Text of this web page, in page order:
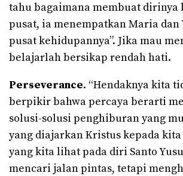
tahu bagaimana membuat dirinya
pusat, ia menempatkan Maria dan
pusat kehidupannya”. Jika mau
belajarlah bersikap rendah hati.
Perseverance. “Hendaknya kita
berpikir bahwa percaya berarti
solusi-solusi penghiburan yang
yang diajarkan Kristus kepada
yang kita lihat pada diri Santo
mencari jalan pintas, tetapi